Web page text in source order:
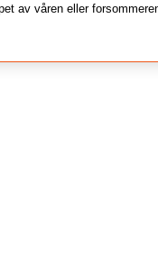
av våren eller